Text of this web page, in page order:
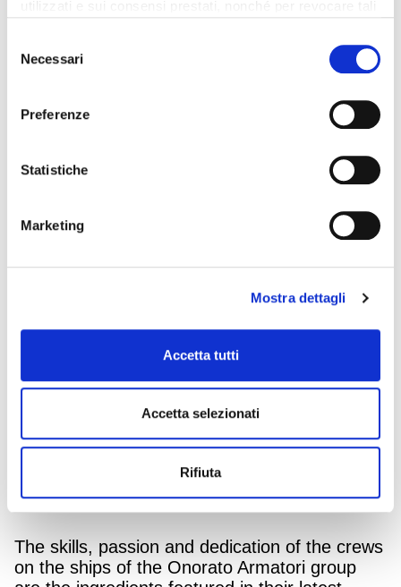
delNecessari
Preferenze
Statistiche
Marketing
Mostra dettagli
Accetta tutti
Accetta selezionati
Rifiuta
The skills, passion and dedication of the crews
on the ships of the Onorato Armatori group